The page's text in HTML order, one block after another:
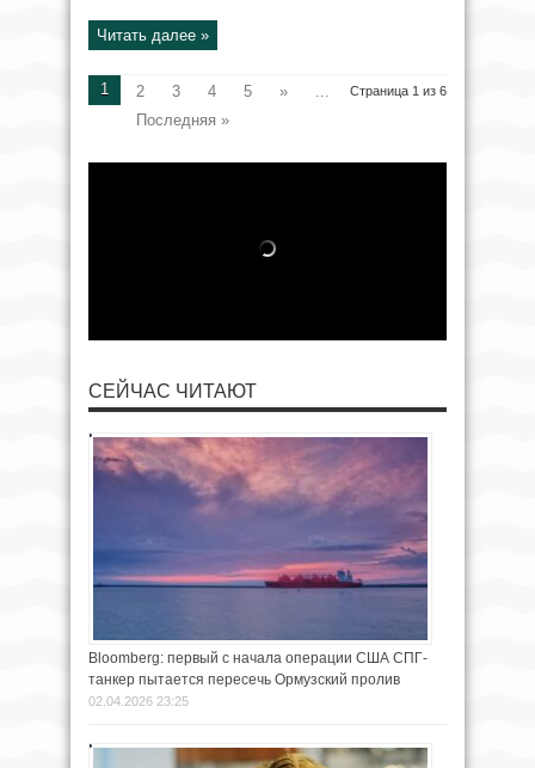
Читать далее »
Страница 1 из 6
1 2 3 4 5 »
...
Последняя »
СЕЙЧАС ЧИТАЮТ
Bloomberg: первый с начала операции США СПГ-
танкер пытается пересечь Ормузский пролив
02.04.2026 23:25